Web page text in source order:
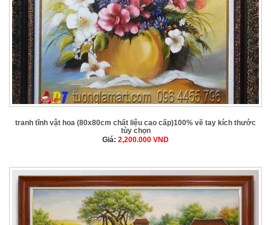
tranh tĩnh vật hoa (80x80cm chất liệu cao cấp)100% vẽ tay kích thước
tùy chọn
Giá: 2,200.000 VND